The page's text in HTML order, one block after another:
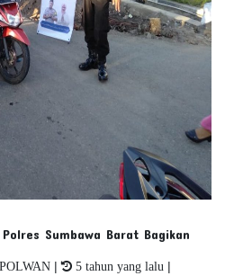
Sumbawa Barat Bagikan
POLWAN | 5 tahun yang lalu |